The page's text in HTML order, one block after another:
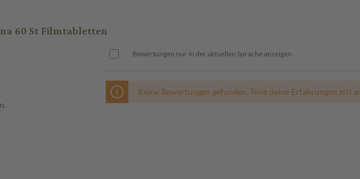
60 St Filmtabletten
Bewertungen nur in der aktuellen Sprache anzeigen.
Keine Bewertungen gefunden. Teile deine Erfahrungen mit